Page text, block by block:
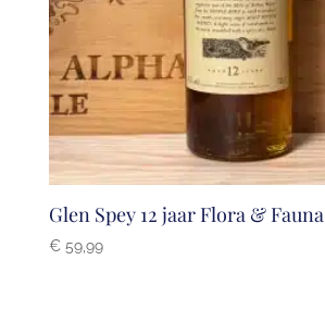
Glen Spey 12 jaar Flora & Fauna
€59,99